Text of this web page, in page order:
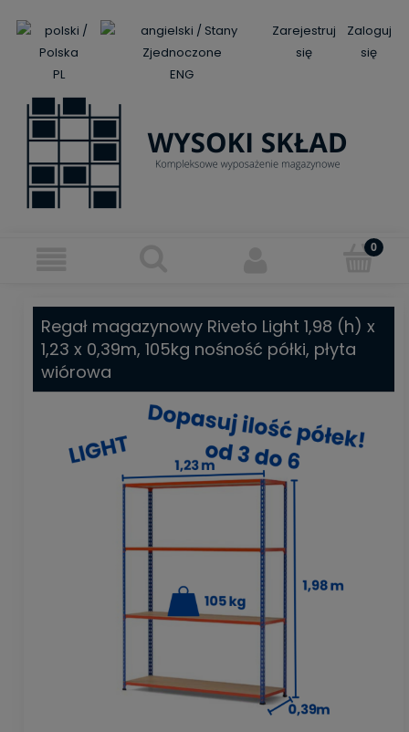
PL ENG
Zarejestruj
się
Zaloguj
się
Regał magazynowy Riveto Light 1,98 (h) x
1,23 x 0,39m, 105kg nośność półki, płyta
wiórowa